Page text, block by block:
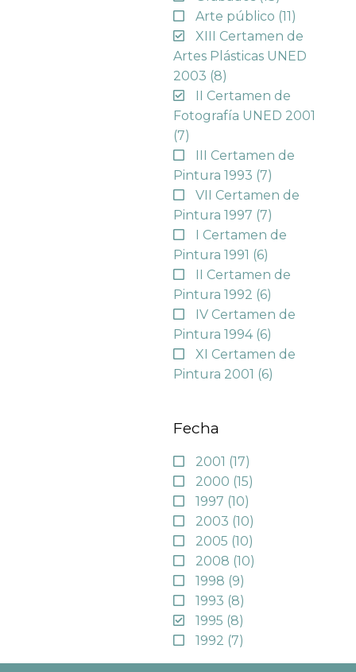
Arte público (11)
XIII Certamen de
Artes Plásticas UNED
2003 (8)
II Certamen de
Fotografía UNED 2001
(7)
III Certamen de
Pintura 1993 (7)
VII Certamen de
Pintura 1997 (7)
I Certamen de
Pintura 1991 (6)
II Certamen de
Pintura 1992 (6)
IV Certamen de
Pintura 1994 (6)
XI Certamen de
Pintura 2001 (6)
Fecha
2001 (17)
2000 (15)
1997 (10)
2003 (10)
2005 (10)
2008 (10)
1998 (9)
1993 (8)
1995 (8)
1992 (7)